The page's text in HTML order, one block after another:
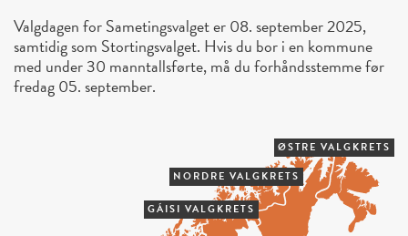
Valgdagen for Sametingsvalget er 08. september 2025,
samtidig som Stortingsvalget. Hvis du bor i en kommune
med under 30 manntallsførte, må du forhåndsstemme før
fredag 05. september.
ØSTRE VALGKRETS
NORDRE VALGKRETS
GÁISI VALGKRETS